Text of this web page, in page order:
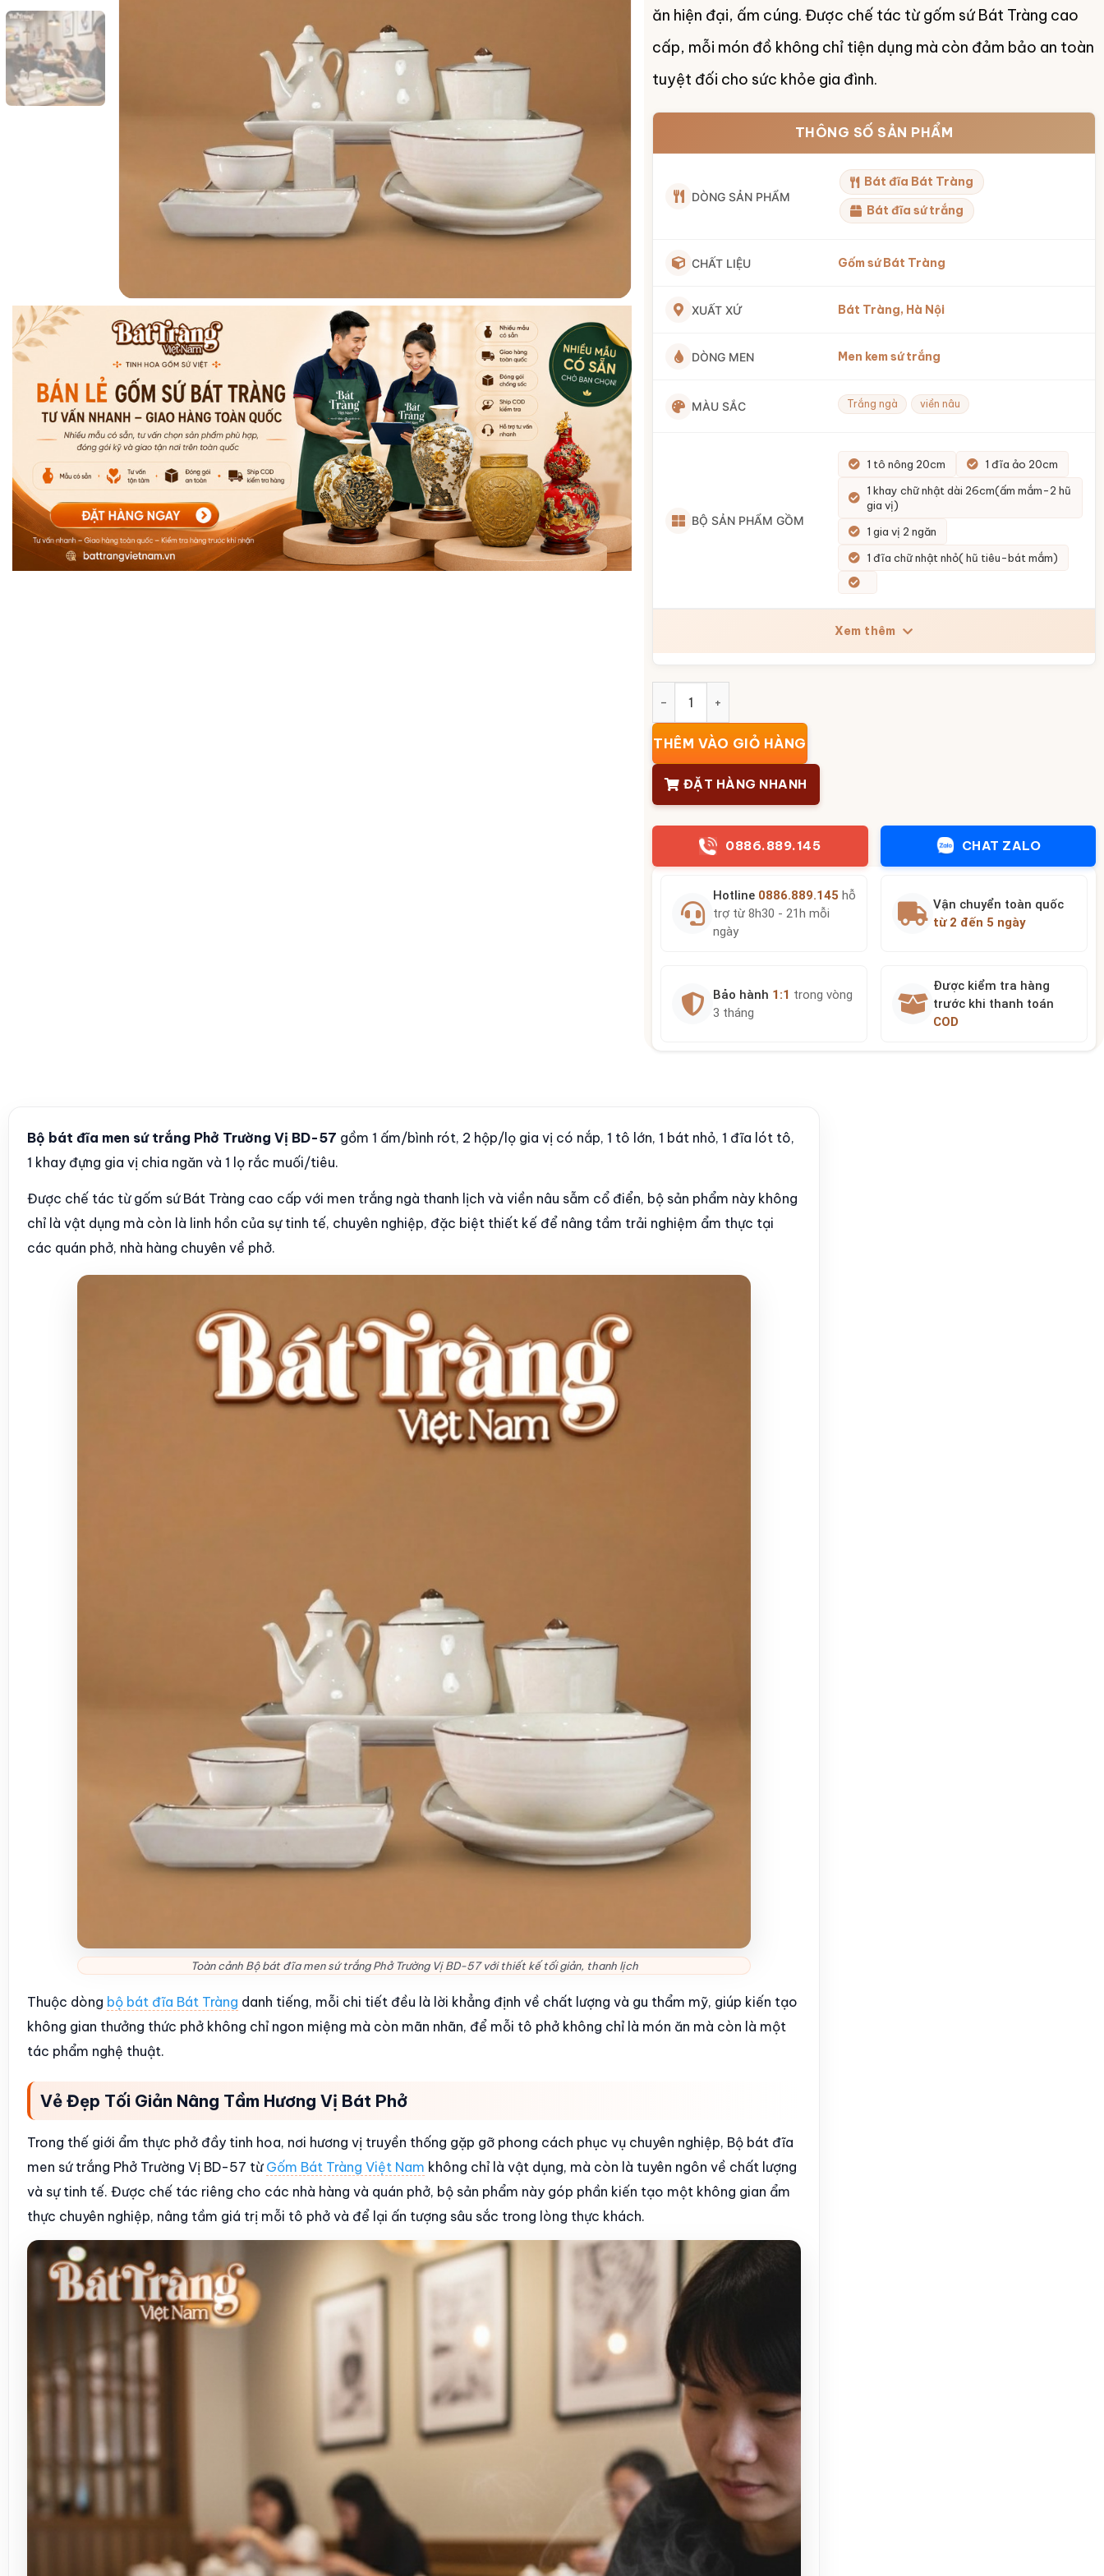
ăn hiện đại, ấm cúng. Được chế tác từ gốm sứ Bát Tràng cao
cấp, mỗi món đồ không chỉ tiện dụng mà còn đảm bảo an toàn
tuyệt đối cho sức khỏe gia đình.
THÔNG SỐ SẢN PHẨM
DÒNG SẢN PHẨM
Bát đĩa Bát Tràng
Bát đĩa sứ trắng
CHẤT LIỆU Gốm sứ Bát Tràng
XUẤT XỨ Bát Tràng, Hà Nội
DÒNG MEN Men kem sứ trắng
MÀU SẮC Trắng ngà viền nâu
BỘ SẢN PHẨM GỒM
1 tô nông 20cm
1 đĩa ảo 20cm
1 khay chữ nhật dài 26cm(ấm mắm-2 hũ
gia vị)
1 gia vị 2 ngăn
1 đĩa chữ nhật nhỏ( hũ tiêu-bát mắm)
Xem thêm
THÊM VÀO GIỎ HÀNG
ĐẶT HÀNG NHANH
0886.889.145 CHAT ZALO
Hotline 0886.889.145 hỗ
trợ từ 8h30 - 21h mỗi
ngày
Vận chuyển toàn quốc
từ 2 đến 5 ngày
Bảo hành 1:1 trong vòng
3 tháng
Được kiểm tra hàng
trước khi thanh toán
COD
Bộ bát đĩa men sứ trắng Phở Trường Vị BD-57 gồm 1 ấm/bình rót, 2 hộp/lọ gia vị có nắp, 1 tô lớn, 1 bát nhỏ, 1 đĩa lót tô,
1 khay đựng gia vị chia ngăn và 1 lọ rắc muối/tiêu.
Được chế tác từ gốm sứ Bát Tràng cao cấp với men trắng ngà thanh lịch và viền nâu sẫm cổ điển, bộ sản phẩm này không
chỉ là vật dụng mà còn là linh hồn của sự tinh tế, chuyên nghiệp, đặc biệt thiết kế để nâng tầm trải nghiệm ẩm thực tại
các quán phở, nhà hàng chuyên về phở.
Toàn cảnh Bộ bát đĩa men sứ trắng Phở Trường Vị BD-57 với thiết kế tối giản, thanh lịch
Thuộc dòng bộ bát đĩa Bát Tràng danh tiếng, mỗi chi tiết đều là lời khẳng định về chất lượng và gu thẩm mỹ, giúp kiến tạo
không gian thưởng thức phở không chỉ ngon miệng mà còn mãn nhãn, để mỗi tô phở không chỉ là món ăn mà còn là một
tác phẩm nghệ thuật.
Vẻ Đẹp Tối Giản Nâng Tầm Hương Vị Bát Phở
Trong thế giới ẩm thực phở đầy tinh hoa, nơi hương vị truyền thống gặp gỡ phong cách phục vụ chuyên nghiệp, Bộ bát đĩa
men sứ trắng Phở Trường Vị BD-57 từ Gốm Bát Tràng Việt Nam không chỉ là vật dụng, mà còn là tuyên ngôn về chất lượng
và sự tinh tế. Được chế tác riêng cho các nhà hàng và quán phở, bộ sản phẩm này góp phần kiến tạo một không gian ẩm
thực chuyên nghiệp, nâng tầm giá trị mỗi tô phở và để lại ấn tượng sâu sắc trong lòng thực khách.